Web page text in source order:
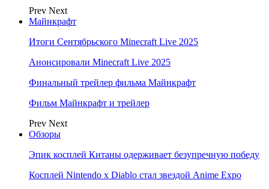
Prev Next
Майнкрафт
Итоги Сентябрьского Minecraft Live 2025
Анонсировали Minecraft Live 2025
Финальный трейлер фильма Майнкрафт
Фильм Майнкрафт и трейлер
Prev Next
Обзоры
Эпик косплей Китаны одерживает безупречную победу
Косплей Nintendo x Diablo стал звездой Anime Expo